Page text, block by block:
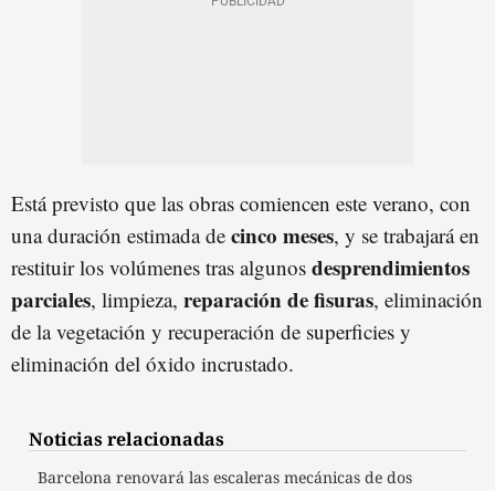
Está previsto que las obras comiencen este verano, con
una duración estimada de cinco meses, y se trabajará en
restituir los volúmenes tras algunos desprendimientos
parciales, limpieza, reparación de fisuras, eliminación
de la vegetación y recuperación de superficies y
eliminación del óxido incrustado.
Noticias relacionadas
Barcelona renovará las escaleras mecánicas de dos